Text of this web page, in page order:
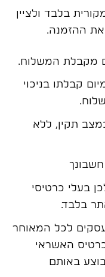
בלבד ולציין
ההזמנה.
בתוך 14 ימים מיום קבלתו בניכוי
תקין, ללא
בעלי כרטיסי
בלבד.
עסקים לכל המאוחר
האשראי
באותם